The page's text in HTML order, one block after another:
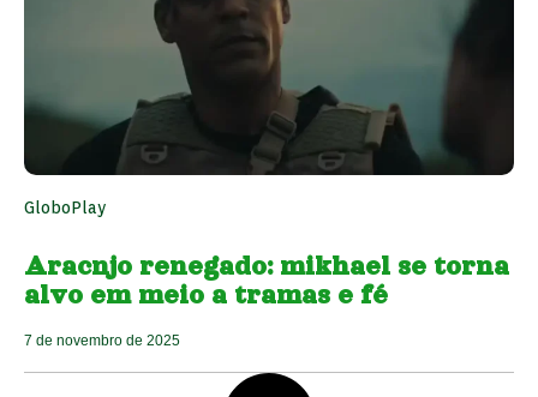
GloboPlay
Aracnjo renegado: mikhael se torna
alvo em meio a tramas e fé
7 de novembro de 2025